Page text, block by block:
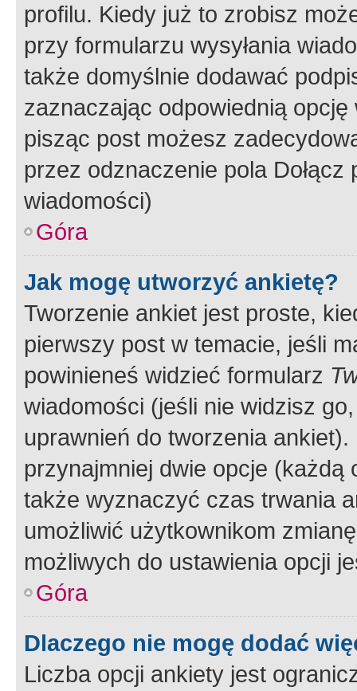
profilu. Kiedy już to zrobisz
przy formularzu wysyłania
także domyślnie dodawać
zaznaczając odpowiednią
pisząc post możesz
przez odznaczenie pola
wiadomości)
Góra
Jak mogę utworzyć ankietę?
Tworzenie ankiet jest proste,
pierwszy post w temacie, jeśli
powinieneś widzieć formularz
wiadomości (jeśli nie widzisz
uprawnień do tworzenia
przynajmniej dwie opcje
także wyznaczyć czas trwania
umożliwić użytkownikom
możliwych do ustawienia opcji
Góra
Dlaczego nie mogę dodać
Liczba opcji ankiety jest